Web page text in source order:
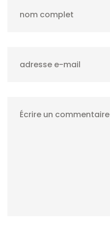
nom complet
adresse e-mail
Écrire un commentaire